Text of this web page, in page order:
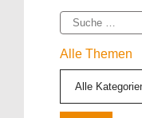
Suche
Alle Themen